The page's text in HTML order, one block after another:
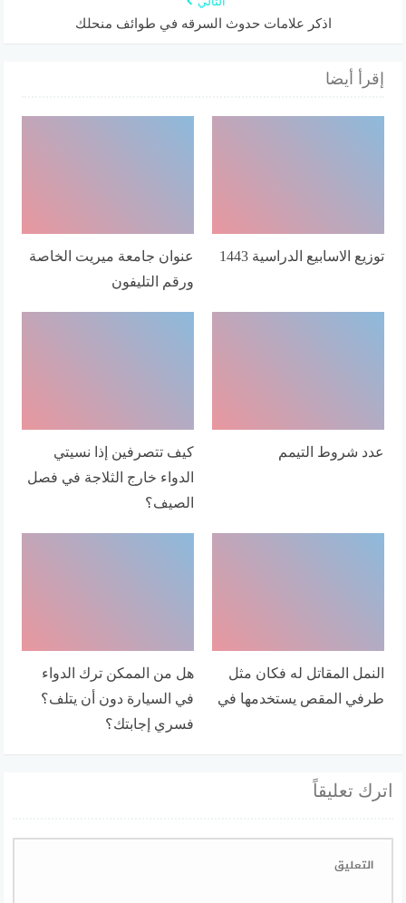
اذكر علامات حدوث السرقه في طوائف منحلك
إقرأ أيضا
توزيع الاسابيع الدراسية 1443
عنوان جامعة ميريت الخاصة
ورقم التليفون
عدد شروط التيمم
كيف تتصرفين إذا نسيتي
الدواء خارج الثلاجة في فصل
الصيف؟
النمل المقاتل له فكان مثل
طرفي المقص يستخدمها في
هل من الممكن ترك الدواء
في السيارة دون أن يتلف؟
فسري إجابتك؟
اترك تعليقاً